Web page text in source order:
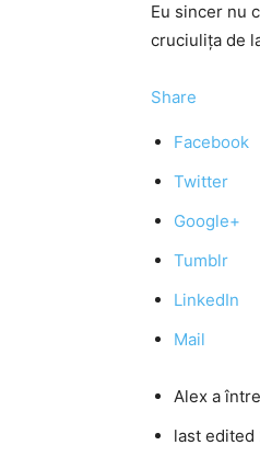
Eu sincer nu
cruciulița de
Share
Facebook
Twitter
Google+
Tumblr
LinkedIn
Mail
Alex a
last edited